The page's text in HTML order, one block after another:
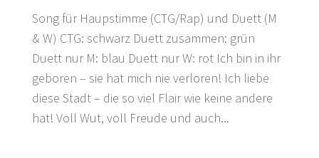
Song für Haupstimme (CTG/Rap) und Duett (M
& W) CTG: schwarz Duett zusammen: grün
Duett nur M: blau Duett nur W: rot Ich bin in ihr
geboren – sie hat mich nie verloren! Ich liebe
diese Stadt – die so viel Flair wie keine andere
hat! Voll Wut, voll Freude und auch...